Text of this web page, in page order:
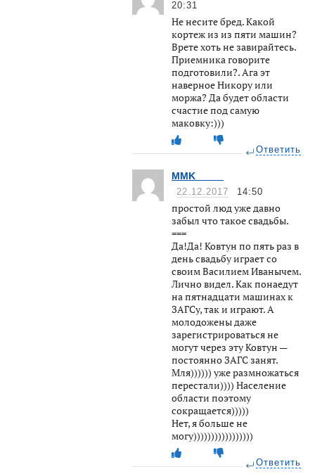
20:31
Не несите бред. Какой
кортеж из из пяти машин?
Врете хоть не завирайтесь.
Приемника говорите
подготовили?. Ага эт
наверное Никору или
моржа? Да будет области
счастие под самую
маковку:)))
Ответить
MMK_____
22.12.2017 14:50
простой люд уже давно
забыл что такое свадьбы.
===
Да!Да! Ковтун по пять раз в
день свадьбу играет со
своим Василием Иванычем.
Лично видел. Как понаедут
на пятнадцати машинах к
ЗАГСу, так и играют. А
молодожены даже
зарегистрироваться не
могут через эту Ковтун —
постоянно ЗАГС занят.
Мля)))))) уже размножаться
перестали)))) Население
области поэтому
сокращается)))))
Нет, я больше не
могу)))))))))))))))))
Ответить